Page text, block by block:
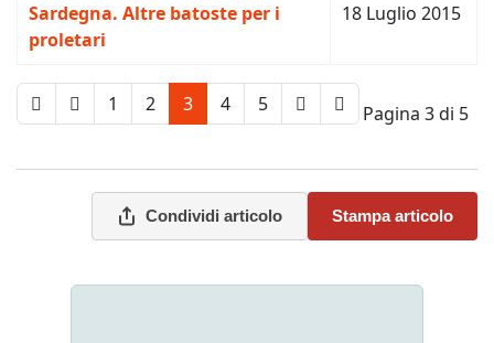
Sardegna. Altre batoste per i
proletari
18 Luglio 2015
Pagina 3 di 5
1 2 3 4 5
Condividi articolo Stampa articolo